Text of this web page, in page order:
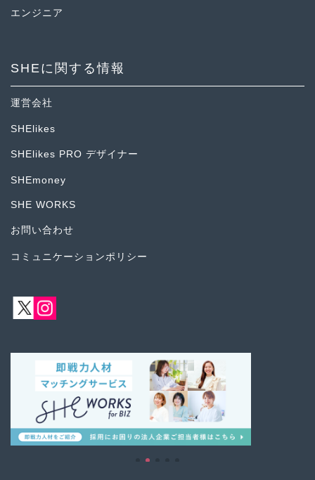
エンジニア
SHEに関する情報
運営会社
SHElikes
SHElikes PRO デザイナー
SHEmoney
SHE WORKS
お問い合わせ
コミュニケーションポリシー